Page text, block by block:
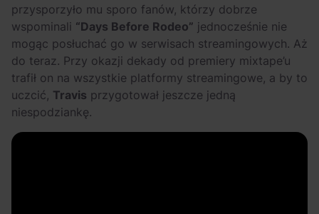
przysporzyło mu sporo fanów, którzy dobrze
wspominali “Days Before Rodeo” jednocześnie nie
mogąc posłuchać go w serwisach streamingowych. Aż
do teraz. Przy okazji dekady od premiery mixtape’u
trafił on na wszystkie platformy streamingowe, a by to
uczcić, Travis przygotował jeszcze jedną
niespodziankę.